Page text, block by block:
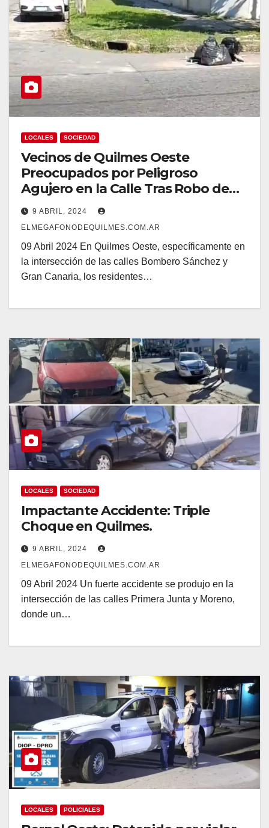
LOCALES SOCIEDAD
Vecinos de Quilmes Oeste
Preocupados por Peligroso
Agujero en la Calle Tras Robo de
Tapa de Boca de Tormenta
9 ABRIL, 2024
ELMEGAFONODEQUILMES.COM.AR
09 Abril 2024 En Quilmes Oeste, específicamente en
la intersección de las calles Bombero Sánchez y
Gran Canaria, los residentes…
LOCALES SOCIEDAD
Impactante Accidente: Triple
Choque en Quilmes.
9 ABRIL, 2024
ELMEGAFONODEQUILMES.COM.AR
09 Abril 2024 Un fuerte accidente se produjo en la
intersección de las calles Primera Junta y Moreno,
donde un…
LOCALES POLICIALES